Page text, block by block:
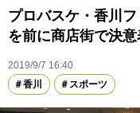
プロバスケ・香川
を前に商店街で決意
2019/9/7 16:40
香川
スポーツ